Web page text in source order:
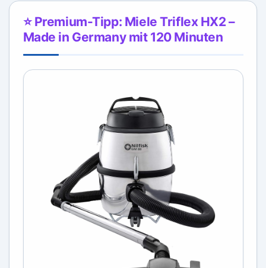
⭐ Premium-Tipp: Miele Triflex HX2 –
Made in Germany mit 120 Minuten